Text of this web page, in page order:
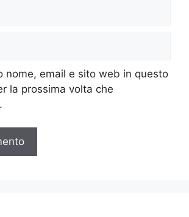
nome, email e sito web in questo
la prossima volta che